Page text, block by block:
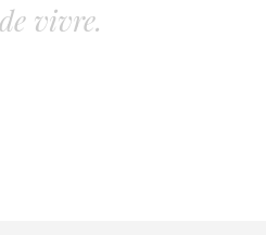
vivre.